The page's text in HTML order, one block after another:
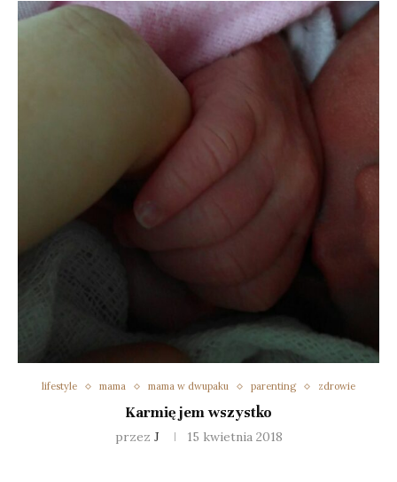
lifestyle mama mama w dwupaku parenting zdrowie
Karmię jem wszystko
przez J 15 kwietnia 2018